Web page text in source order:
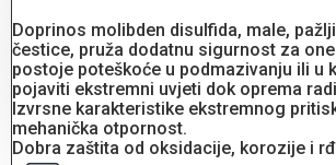
Doprinos molibden disulfida, male,
čestice, pruža dodatnu sigurnost za
postoje poteškoće u podmazivanju ili u
pojaviti ekstremni uvjeti dok oprema
Izvrsne karakteristike ekstremnog
mehanička otpornost.
Dobra zaštita od oksidacije, korozije i